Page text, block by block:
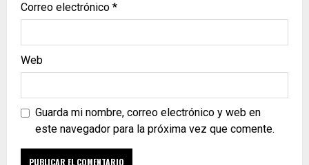
Correo electrónico *
Web
Guarda mi nombre, correo electrónico y web en
este navegador para la próxima vez que comente.